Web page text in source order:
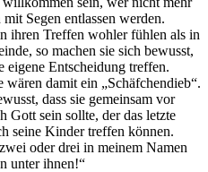
Segen entlassen werden.
ihren Treffen wohler fühlen als in
so machen sie sich bewusst,
eigene Entscheidung treffen.
wären damit ein „Schäfchendieb“.
dass sie gemeinsam vor
Gott sein sollte, der das letzte
seine Kinder treffen können.
oder drei in meinem Namen
unter ihnen!“